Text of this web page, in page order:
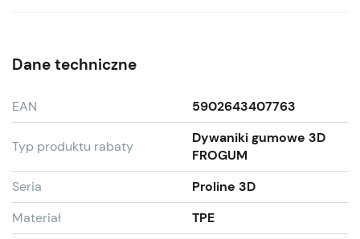
Dane techniczne
EAN 5902643407763
Typ produktu rabaty
Dywaniki gumowe 3D
FROGUM
Seria
Proline 3D
Materiał
TPE